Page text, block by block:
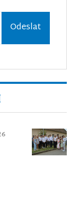
Odeslat